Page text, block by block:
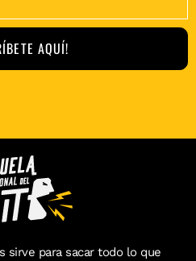
AQUÍ!
sirve para sacar todo lo que